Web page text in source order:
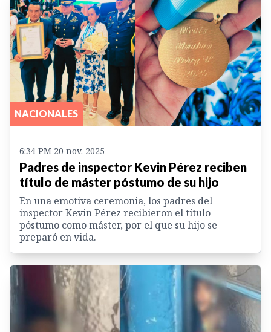
NACIONALES
6:34 PM 20 nov. 2025
Padres de inspector Kevin Pérez reciben
título de máster póstumo de su hijo
En una emotiva ceremonia, los padres del
inspector Kevin Pérez recibieron el título
póstumo como máster, por el que su hijo se
preparó en vida.